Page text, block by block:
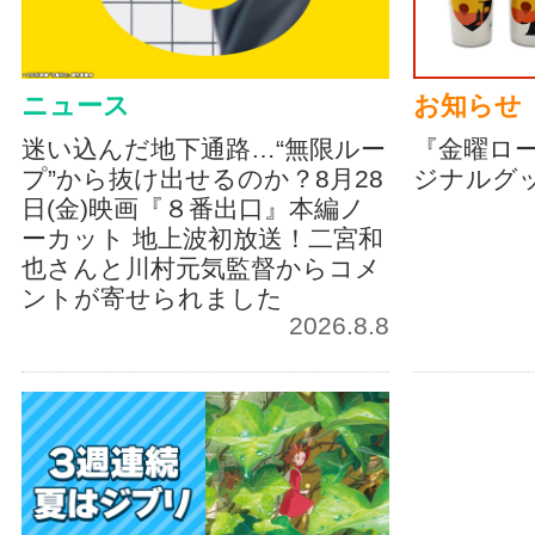
ニュース
迷い込んだ地下通路…“無限ルー
プ”から抜け出せるのか？8月28
日(金)映画『８番出口』本編ノ
ーカット 地上波初放送！二宮和
也さんと川村元気監督からコメ
ントが寄せられました
2026.8.8
お知らせ
『金曜ロ
ジナルグ